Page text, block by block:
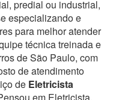
predial ou industrial,
especializando e
para melhor atender
técnica treinada e
de São Paulo, com
de atendimento
de Eletricista
em Eletricista,